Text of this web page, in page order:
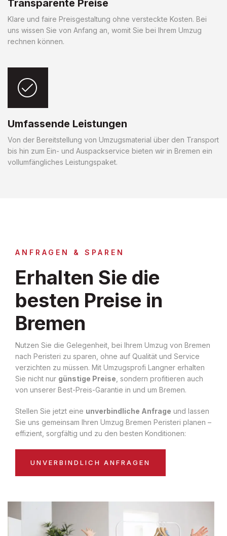
Transparente Preise
Klare und faire Preisgestaltung ohne versteckte Kosten. Bei
uns wissen Sie von Anfang an, womit Sie bei Ihrem Umzug
rechnen können.
Umfassende Leistungen
Von der Bereitstellung von Umzugsmaterial über den Transport
bis hin zum Ein- und Auspackservice bieten wir in Bremen ein
vollumfängliches Leistungspaket.
ANFRAGEN & SPAREN
Erhalten Sie die
besten Preise in
Bremen
Nutzen Sie die Gelegenheit, bei Ihrem Umzug von Bremen
nach Peristeri zu sparen, ohne auf Qualität und Service
verzichten zu müssen. Mit Umzugsprofi Langner erhalten
Sie nicht nur günstige Preise , sondern profitieren auch
von unserer Best-Preis-Garantie in und um Bremen.
Stellen Sie jetzt eine unverbindliche Anfrage und lassen
Sie uns gemeinsam Ihren Umzug Bremen Peristeri planen –
effizient, sorgfältig und zu den besten Konditionen:
UNVERBINDLICH ANFRAGEN